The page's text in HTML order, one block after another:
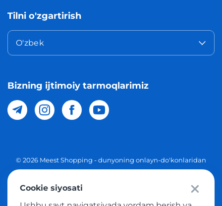
Tilni o'zgartirish
O'zbek
Bizning ijtimoiy tarmoqlarimiz
© 2026 Meest Shopping - dunyoning onlayn-do'konlaridan
O'zbekistonga xaridlarni yetkazib berish. Barcha huquqlar
Cookie siyosati